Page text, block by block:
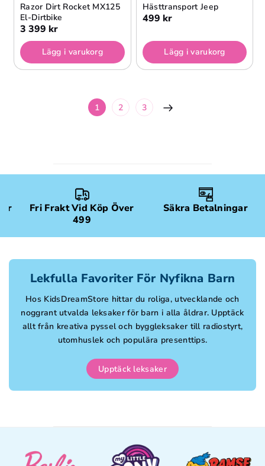
Razor Dirt Rocket MX125
El-Dirtbike
3 399 kr
Lägg i varukorg
Hästtransport Jeep
499 kr
Lägg i varukorg
1 2 3
Fri Frakt Vid Köp Över
499
Säkra Betalningar
Lekfulla Favoriter För Nyfikna Barn
Hos KidsDreamStore hittar du roliga, utvecklande och
noggrant utvalda leksaker för barn i alla åldrar. Upptäck
allt från kreativa pyssel och byggleksaker till radiostyrt,
utomhuslek och populära presenttips.
Upptäck leksaker